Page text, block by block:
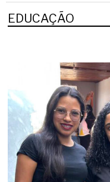
EDUCAÇÃO